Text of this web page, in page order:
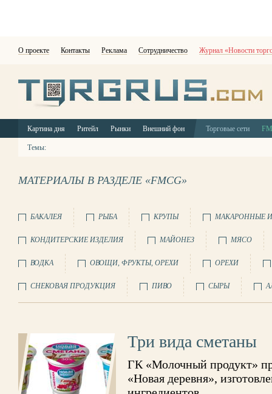
О проекте Контакты Реклама Сотрудничество Журнал «Новости
Картина дня Ритейл Рынки Внешний фон Торговые сети
Темы:
МАТЕРИАЛЫ В РАЗДЕЛЕ «FMCG»
БАКАЛЕЯ РЫБА КРУПЫ МАКАРОННЫЕ
КОНДИТЕРСКИЕ ИЗДЕЛИЯ МАЙОНЕЗ МЯСО
ВОДКА ОВОЩИ, ФРУКТЫ, ОРЕХИ ОРЕХИ
СНЕКОВАЯ ПРОДУКЦИЯ ПИВО СЫРЫ
Три вида сметаны
ГК «Молочный продукт»
«Новая деревня»,